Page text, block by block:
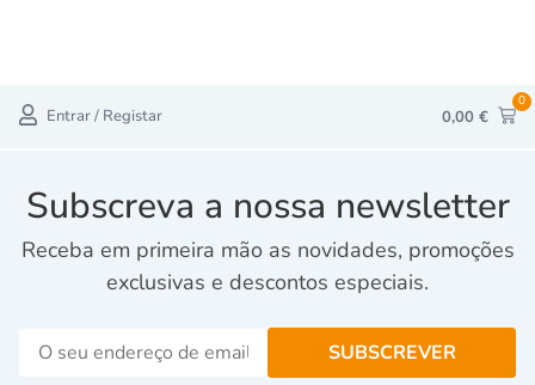
Entrar / Registar 0,00 €
0
Subscreva a nossa newsletter
Receba em primeira mão as novidades, promoções
exclusivas e descontos especiais.